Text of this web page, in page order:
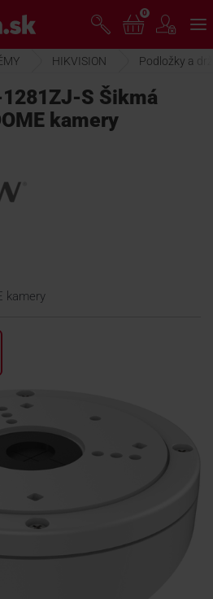
0
HIKVISION Podložky a
S Šikmá
kamery
kamery